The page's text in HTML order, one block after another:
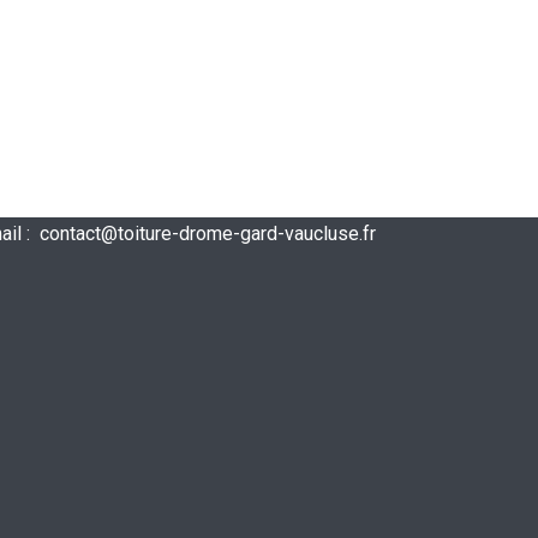
: contact@toiture-drome-gard-vaucluse.fr